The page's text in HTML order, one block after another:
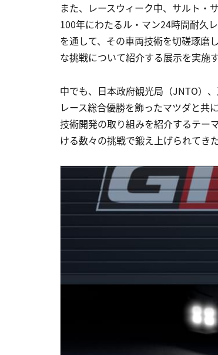
また、レースウィーク中、サルト・
100年にわたるル・マン24時間耐久
を通して、その車両技術を切磋琢磨
な挑戦について紹介する展示を実施す
中でも、日本政府観光局（JNTO）
レース総合優勝を飾ったマツダと共
技術開発の取り組みを紹介するテー
ける数々の挑戦で鍛え上げられてき